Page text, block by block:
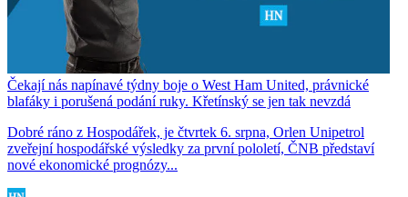
Čekají nás napínavé týdny boje o West Ham United, právnické
blafáky i porušená podání ruky. Křetínský se jen tak nevzdá
Dobré ráno z Hospodářek, je čtvrtek 6. srpna, Orlen Unipetrol
zveřejní hospodářské výsledky za první pololetí, ČNB představí
nové ekonomické prognózy...